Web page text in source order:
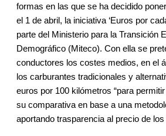
formas en las que se ha decidido
el 1 de abril, la iniciativa ‘Euros por
parte del Ministerio para la Transición
Demográfico (Miteco). Con ella se
conductores los costes medios, en el
los carburantes tradicionales y
euros por 100 kilómetros “para
su comparativa en base a una
aportando trasparencia al precio de